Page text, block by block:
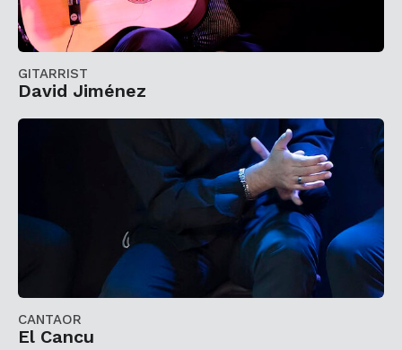
GITARRIST
David Jiménez
CANTAOR
El Cancu